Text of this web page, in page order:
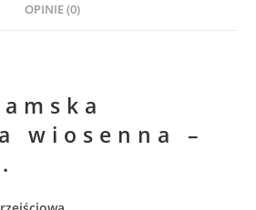
OPINIE (0)
wiosenna –
.